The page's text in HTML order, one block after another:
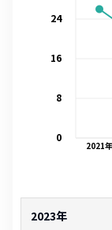
2021年
0
8
16
24
2023年